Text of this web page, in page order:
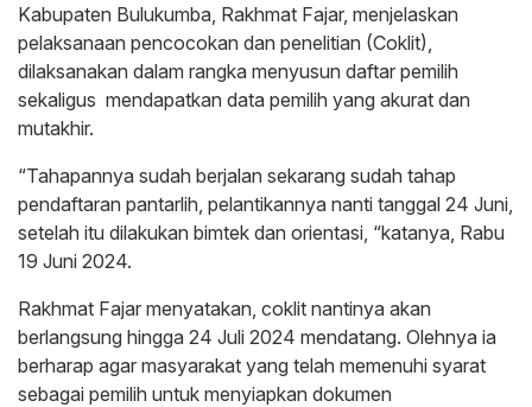
Kabupaten Bulukumba, Rakhmat Fajar, menjelaskan
pelaksanaan pencocokan dan penelitian (Coklit),
dilaksanakan dalam rangka menyusun daftar pemilih
sekaligus mendapatkan data pemilih yang akurat dan
mutakhir.
“Tahapannya sudah berjalan sekarang sudah tahap
pendaftaran pantarlih, pelantikannya nanti tanggal 24 Juni,
setelah itu dilakukan bimtek dan orientasi, “katanya, Rabu
19 Juni 2024.
Rakhmat Fajar menyatakan, coklit nantinya akan
berlangsung hingga 24 Juli 2024 mendatang. Olehnya ia
berharap agar masyarakat yang telah memenuhi syarat
sebagai pemilih untuk menyiapkan dokumen